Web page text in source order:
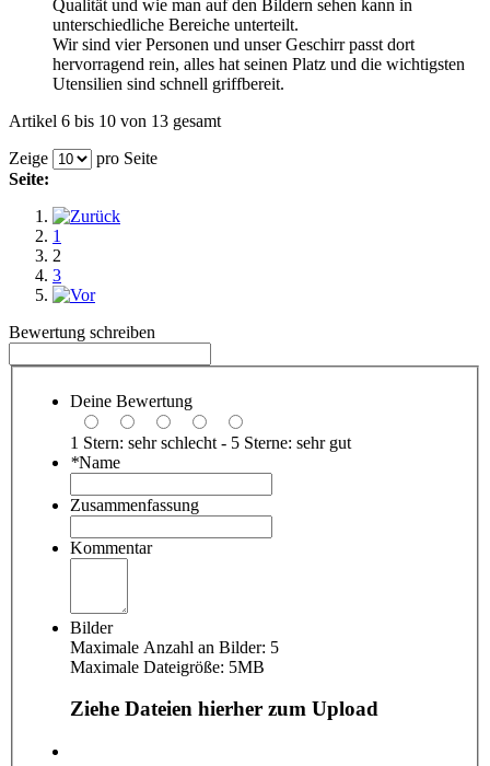
Qualität und wie man auf den Bildern sehen kann in
unterschiedliche Bereiche unterteilt.
Wir sind vier Personen und unser Geschirr passt dort
hervorragend rein, alles hat seinen Platz und die wichtigsten
Utensilien sind schnell griffbereit.
Artikel 6 bis 10 von 13 gesamt
Zeige
pro Seite
Seite:
1
2
3
Bewertung schreiben
Deine Bewertung
1 Stern: sehr schlecht - 5 Sterne: sehr gut
*Name
Zusammenfassung
Kommentar
Bilder
Maximale Anzahl an Bilder: 5
Maximale Dateigröße: 5MB
Ziehe Dateien hierher zum Upload